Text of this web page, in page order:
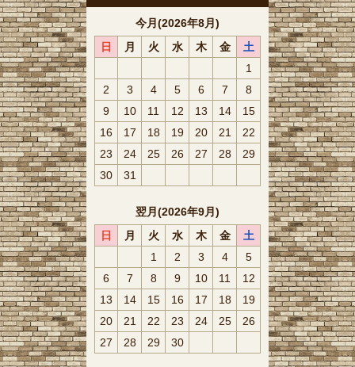
今月(2026年8月)
日
月 火 水 木 金
土
1
2
3 4 5 6 7
8
9
10 11 12 13 14
15
16
17 18 19 20 21
22
23
24 25 26 27 28
29
30
31
翌月(2026年9月)
日
月 火 水 木 金
土
1
2 3 4
5
6
7 8 9 10 11
12
13
14 15 16 17 18
19
20
21 22 23 24 25
26
27
28 29 30